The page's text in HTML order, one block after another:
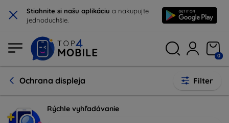
× Stiahnite si našu aplikáciu a nakupujte
jednoduchšie.
0
Ochrana displeja Filter
Rýchle vyhľadávanie